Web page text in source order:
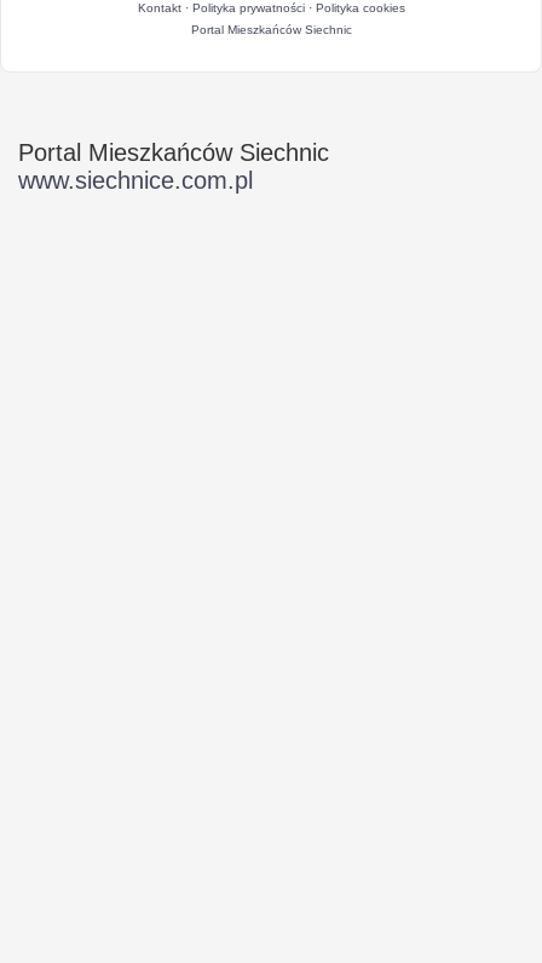
Kontakt· Polityka prywatności· Polityka cookies
Portal Mieszkańców Siechnic
Portal Mieszkańców Siechnic
www.siechnice.com.pl